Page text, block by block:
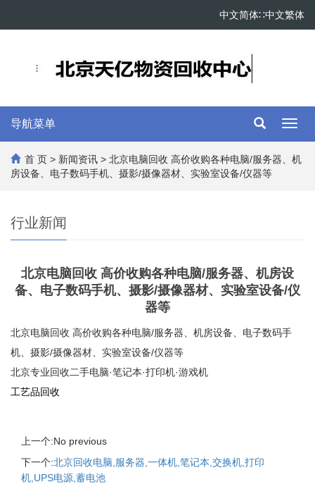
中文繁体
∷
中文简体
导航菜单
首 页 > 新闻资讯 > 北京电脑回收 高价收购各种电脑/服务器、机
房设备、电子数码手机、摄影/摄像器材、实验室设备/仪器等
行业新闻
北京电脑回收 高价收购各种电脑/服务器、机房设
备、电子数码手机、摄影/摄像器材、实验室设备/仪
器等
北京电脑回收 高价收购各种电脑/服务器、机房设备、电子数码手
机、摄影/摄像器材、实验室设备/仪器等
北京专业回收二手电脑·笔记本·打印机·游戏机
工艺品回收
上一个:No previous
下一个:北京回收电脑,服务器,一体机,笔记本,交换机,打印
机,UPS电源,蓄电池